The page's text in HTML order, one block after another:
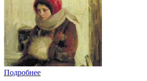
Подробнее